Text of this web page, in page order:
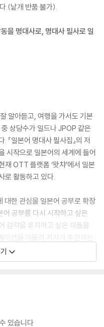
.(낱개 반품 불가).
을 명대사로, 명대사 필사로 일
알아듣고, 여행을 가서도 기본
상당수가 일드나 JPOP 같은
일본어 명대사 필사집』의 저
시작으로 일본어의 세계에 들어
재 OTT 플랫폼 ‘왓챠’에서 일본
로 활동하고 있다.
대한 관심을 일본어 공부로 확장
공부를 다시 시작하고 싶은
감각을 유지하고 싶은 이들을
션을 아울러 저자가 추천하는
대표하는 명대사 역시 하나하
의 해설과 감상 포인트를 수록
어와 표현도 별도로 정리했다.
적인 방법이다. 명대사는 대부
문형으로 이루어져 있다. 이
있습니다